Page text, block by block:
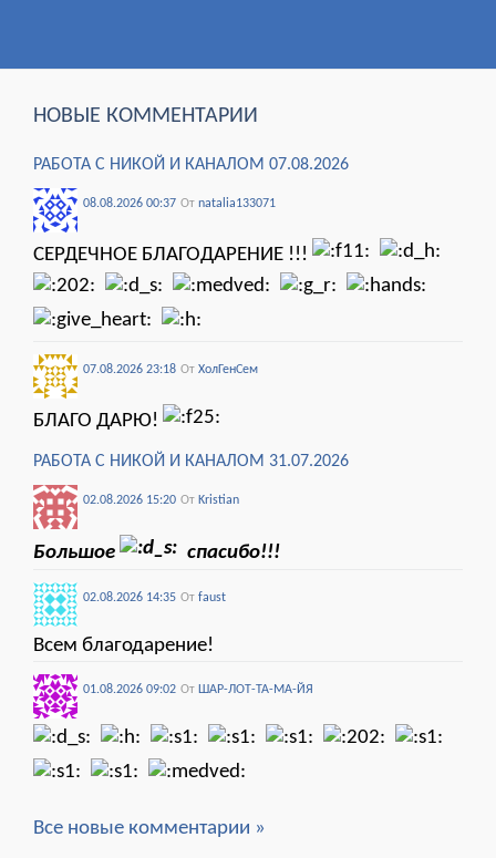
НОВЫЕ КОММЕНТАРИИ
РАБОТА С НИКОЙ И КАНАЛОМ 07.08.2026
08.08.2026 00:37 От natalia133071
СЕРДЕЧНОЕ БЛАГОДАРЕНИЕ !!!
07.08.2026 23:18 От ХолГенСем
БЛАГО ДАРЮ!
РАБОТА С НИКОЙ И КАНАЛОМ 31.07.2026
02.08.2026 15:20 От Kristian
Большое спасибо!!!
02.08.2026 14:35 От faust
Всем благодарение!
01.08.2026 09:02 От ШАР-ЛОТ-ТА-МА-ЙЯ
Все новые комментарии »